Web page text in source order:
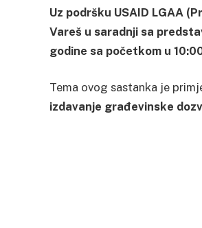
Uz podršku USAID LGAA
Vareš u saradnji sa
godine sa početkom u
Tema ovog sastanka je
izdavanje građevinske